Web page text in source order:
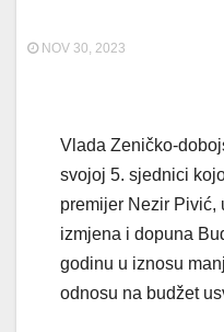
NOV 30, 2023
Vlada Zeničko-
svojoj 5. sjednici
premijer Nezir Pivić,
izmjena i dopuna
godinu u iznosu
odnosu na budžet